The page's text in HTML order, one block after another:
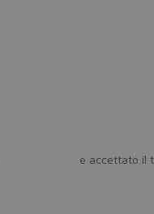
e accettato il